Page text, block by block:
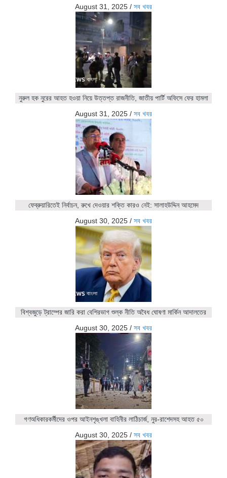
August 31, 2025 / সব খবর
নুরুল হক নুরের আহত হওয়া নিয়ে উত্তপ্ত রাজনীতি, জাতীয় পার্টি অফিসে ফের হামলা
August 31, 2025 / সব খবর
ফেব্রুয়ারিতেই নির্বাচন, রুখে দেওয়ার শক্তি কারও নেই: সালাহউদ্দিন আহমেদ
August 30, 2025 / সব খবর
বিশ্বজুড়ে ট্রাম্পের জারি করা বেশিরভাগ শুল্ক নীতি অবৈধ ঘোষণা মার্কিন আদালতের
August 30, 2025 / সব খবর
গণঅধিকারকর্মীদের ওপর আইনশৃঙ্খলা বাহিনীর লাঠিচার্জ, নুর-রাশেদসহ আহত ৫০
August 30, 2025 / সব খবর